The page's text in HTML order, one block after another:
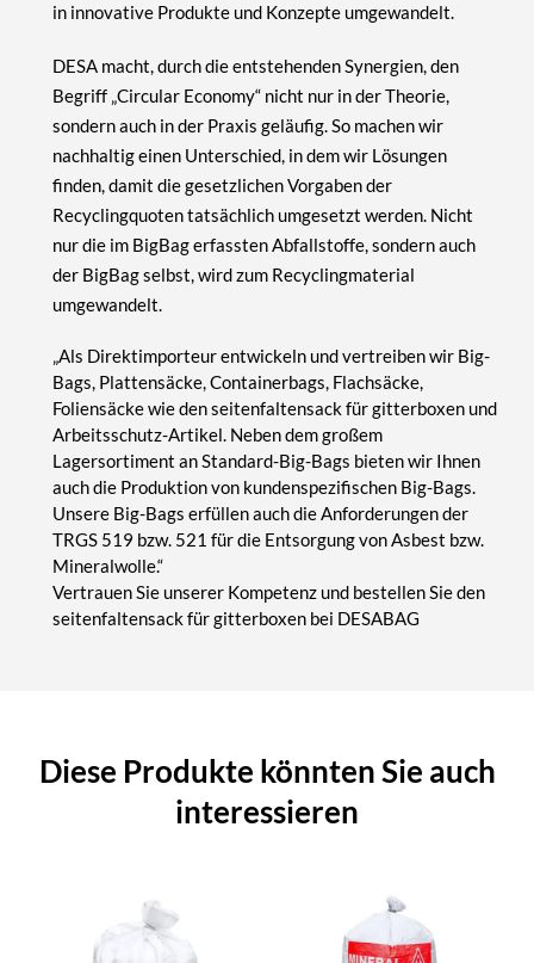
in innovative Produkte und Konzepte umgewandelt.
DESA macht, durch die entstehenden Synergien, den
Begriff „Circular Economy“ nicht nur in der Theorie,
sondern auch in der Praxis geläufig. So machen wir
nachhaltig einen Unterschied, in dem wir Lösungen
finden, damit die gesetzlichen Vorgaben der
Recyclingquoten tatsächlich umgesetzt werden. Nicht
nur die im BigBag erfassten Abfallstoffe, sondern auch
der BigBag selbst, wird zum Recyclingmaterial
umgewandelt.
„Als Direktimporteur entwickeln und vertreiben wir Big-
Bags, Plattensäcke, Containerbags, Flachsäcke,
Foliensäcke wie den seitenfaltensack für gitterboxen und
Arbeitsschutz-Artikel. Neben dem großem
Lagersortiment an Standard-Big-Bags bieten wir Ihnen
auch die Produktion von kundenspezifischen Big-Bags.
Unsere Big-Bags erfüllen auch die Anforderungen der
TRGS 519 bzw. 521 für die Entsorgung von Asbest bzw.
Mineralwolle.“
Vertrauen Sie unserer Kompetenz und bestellen Sie den
seitenfaltensack für gitterboxen bei DESABAG
Diese Produkte könnten Sie auch
interessieren